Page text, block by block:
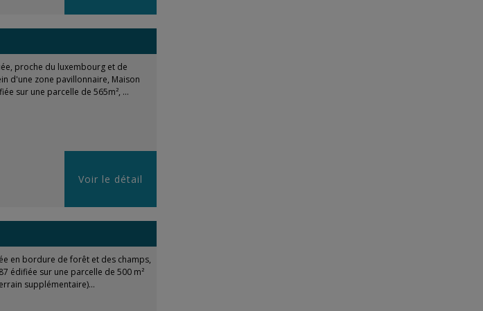
proche du luxembourg et de
d'une zone pavillonnaire, Maison
sur une parcelle de 565m², ...
Voir le détail
en bordure de forêt et des champs,
édifiée sur une parcelle de 500 m²
supplémentaire)...